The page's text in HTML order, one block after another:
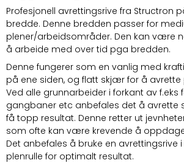
Profesjonell avrettingsrive fra Structron
bredde. Denne bredden passer for
plener/arbeidsområder. Den kan være
å arbeide med over tid pga bredden.
Denne fungerer som en vanlig med
på ene siden, og flatt skjær for å avrette
Ved alle grunnarbeider i forkant av f.eks
gangbaner etc anbefales det å avrette
få topp resultat. Denne retter ut
som ofte kan være krevende å
Det anbefales å bruke en avrettingsrive
plenrulle for optimalt resultat.